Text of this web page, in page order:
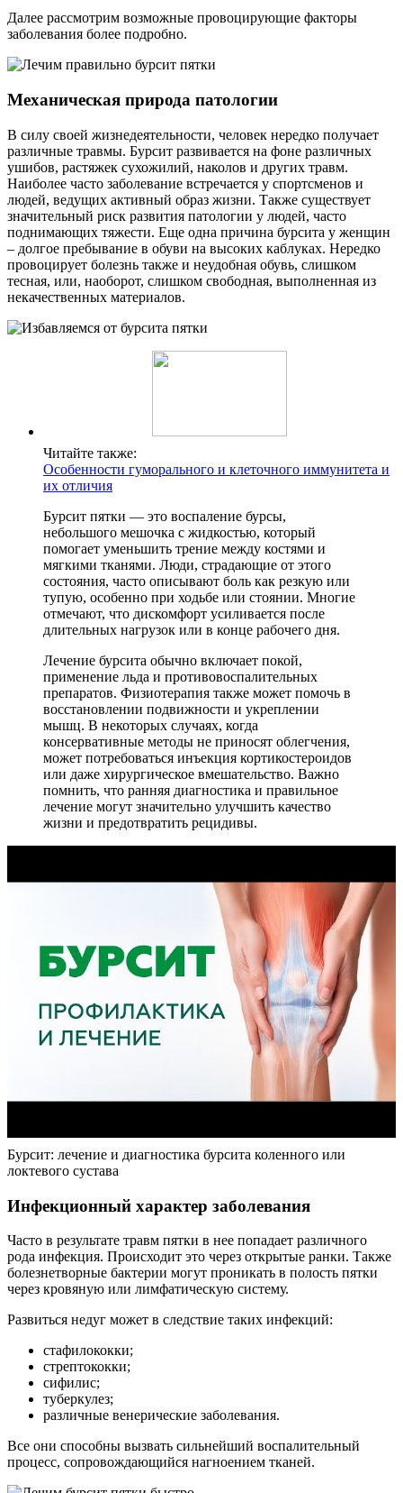
Далее рассмотрим возможные провоцирующие факторы
заболевания более подробно.
Механическая природа патологии
В силу своей жизнедеятельности, человек нередко получает
различные травмы. Бурсит развивается на фоне различных
ушибов, растяжек сухожилий, наколов и других травм.
Наиболее часто заболевание встречается у спортсменов и
людей, ведущих активный образ жизни. Также существует
значительный риск развития патологии у людей, часто
поднимающих тяжести. Еще одна причина бурсита у женщин
– долгое пребывание в обуви на высоких каблуках. Нередко
провоцирует болезнь также и неудобная обувь, слишком
тесная, или, наоборот, слишком свободная, выполненная из
некачественных материалов.
Читайте также:
Особенности гуморального и клеточного иммунитета и
их отличия
Бурсит пятки — это воспаление бурсы,
небольшого мешочка с жидкостью, который
помогает уменьшить трение между костями и
мягкими тканями. Люди, страдающие от этого
состояния, часто описывают боль как резкую или
тупую, особенно при ходьбе или стоянии. Многие
отмечают, что дискомфорт усиливается после
длительных нагрузок или в конце рабочего дня.
Лечение бурсита обычно включает покой,
применение льда и противовоспалительных
препаратов. Физиотерапия также может помочь в
восстановлении подвижности и укреплении
мышц. В некоторых случаях, когда
консервативные методы не приносят облегчения,
может потребоваться инъекция кортикостероидов
или даже хирургическое вмешательство. Важно
помнить, что ранняя диагностика и правильное
лечение могут значительно улучшить качество
жизни и предотвратить рецидивы.
Бурсит: лечение и диагностика бурсита коленного или
локтевого сустава
Инфекционный характер заболевания
Часто в результате травм пятки в нее попадает различного
рода инфекция. Происходит это через открытые ранки. Также
болезнетворные бактерии могут проникать в полость пятки
через кровяную или лимфатическую систему.
Развиться недуг может в следствие таких инфекций:
стафилококки;
стрептококки;
сифилис;
туберкулез;
различные венерические заболевания.
Все они способны вызвать сильнейший воспалительный
процесс, сопровождающийся нагноением тканей.